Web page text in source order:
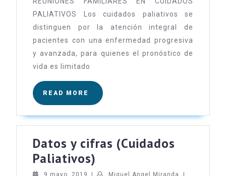
PALIATIVOS Los cuidados paliativos se
distinguen por la atención integral de
pacientes con una enfermedad progresiva
y avanzada, para quienes el pronóstico de
vida es limitado
READ MORE
READ
MORE
Datos y cifras (Cuidados
Paliativos)
Miguel